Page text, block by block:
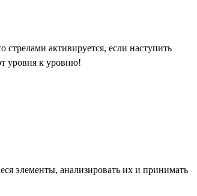
активируется, если наступить
уровня к уровню!
элементы, анализировать их и принимать